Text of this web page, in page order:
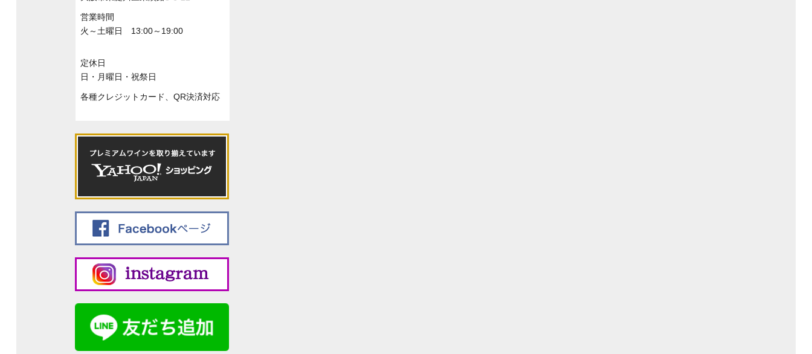
営業時間
火～土曜日 13:00～19:00
定休日
日・月曜日・祝祭日
各種クレジットカード、QR決済対応